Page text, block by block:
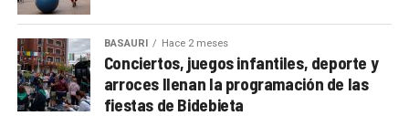
BASAURI Hace 2 meses
Conciertos, juegos infantiles, deporte y
arroces llenan la programación de las
fiestas de Bidebieta